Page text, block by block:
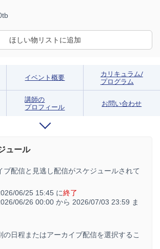
ほしい物リストに追加
イベント概要
カリキュラム/
プログラム
講師の
プロフィール
お問い合わせ
ュール
ブ配信と見逃し配信がスケジュールされて
06/25 15:45 に終了
06/26 00:00 から 2026/07/03 23:59 ま
の日程またはアーカイブ配信を選択するこ